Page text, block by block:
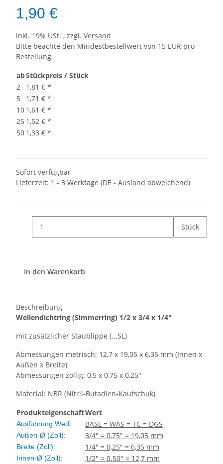
1,90 €
inkl. 19% USt. , zzgl. Versand
Bitte beachte den Mindestbestellwert von 15 EUR pro
Bestellung.
abStückpreis / Stück
2
1,81 € *
5
1,71 € *
10 1,61 € *
25 1,52 € *
50 1,33 € *
Sofort verfügbar
Lieferzeit: 1 - 3 Werktage (DE - Ausland abweichend)
Stück
In den Warenkorb
Beschreibung
Wellendichtring (Simmerring) 1/2 x 3/4 x 1/4"
mit zusätzlicher Staublippe (...SL)
Abmessungen metrisch: 12,7 x 19,05 x 6,35 mm (Innen x
Außen x Breite)
Abmessungen zöllig: 0,5 x 0,75 x 0,25"
Material: NBR (Nitril-Butadien-Kautschuk)
ProdukteigenschaftWert
Ausführung Wedi: BASL = WAS = TC = DGS
Außen-Ø (Zoll): 3/4" = 0,75" = 19,05 mm
Breite (Zoll): 1/4" = 0,25" = 6,35 mm
Innen-Ø (Zoll): 1/2" = 0.50" = 12,7 mm